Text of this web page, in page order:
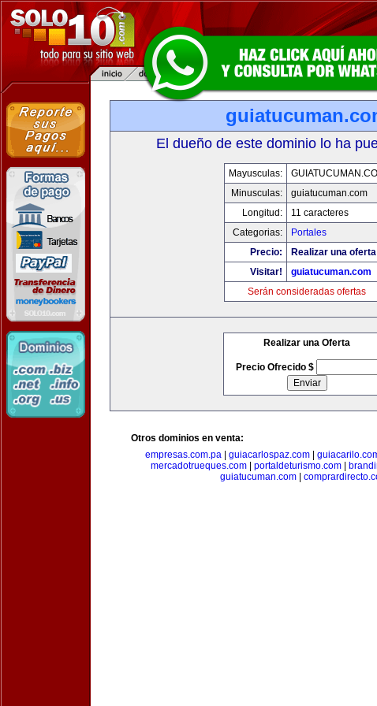
El dueño de este dominio lo ha
Mayusculas:
Minusculas:
guiatucuman.com
Longitud:
11 caracteres
Categorias:
Portales
Precio:
Realizar una
Visitar!
guiatucuman.com
Serán consideradas ofertas
Realizar una Oferta
Precio Ofrecido $
Otros dominios en venta:
empresas.com.pa| guiacarlospaz.com|
mercadotrueques.com| portaldeturismo.com|
guiatucuman.com